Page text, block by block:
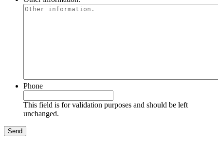
Phone
This field is for validation purposes and should be left
unchanged.